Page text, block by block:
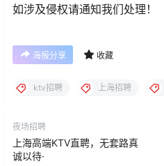
如涉及侵权请通知我们处理！
海报分享 收藏
ktv招聘 上海招聘
夜场招聘
上海高端KTV直聘，无套路真
诚以待·